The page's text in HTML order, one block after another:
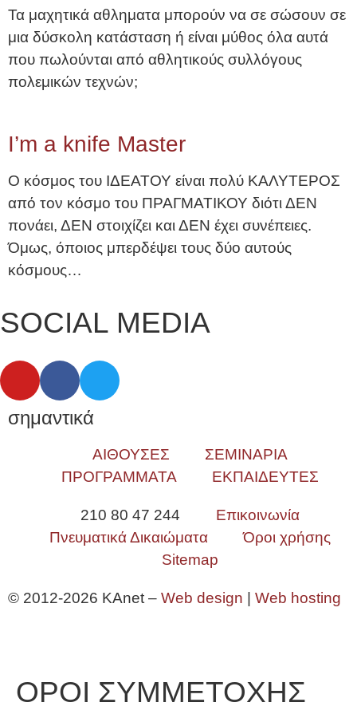
Τα μαχητικά αθληματα μπορούν να σε σώσουν σε
μια δύσκολη κατάσταση ή είναι μύθος όλα αυτά
που πωλούνται από αθλητικούς συλλόγους
πολεμικών τεχνών;
I’m a knife Master
Ο κόσμος του ΙΔΕΑΤΟΥ είναι πολύ ΚΑΛΥΤΕΡΟΣ
από τον κόσμο του ΠΡΑΓΜΑΤΙΚΟΥ διότι ΔΕΝ
πονάει, ΔΕΝ στοιχίζει και ΔΕΝ έχει συνέπειες.
Όμως, όποιος μπερδέψει τους δύο αυτούς
κόσμους…
SOCIAL MEDIA
σημαντικά
ΑΙΘΟΥΣΕΣ
ΣΕΜΙΝΑΡΙΑ
ΠΡΟΓΡΑΜΜΑΤΑ
ΕΚΠΑΙΔΕΥΤΕΣ
210 80 47 244
Επικοινωνία
Πνευματικά Δικαιώματα
Όροι χρήσης
Sitemap
© 2012-2026 KAnet – Web design Web hosting
ΟΡΟΙ ΣΥΜΜΕΤΟΧΗΣ